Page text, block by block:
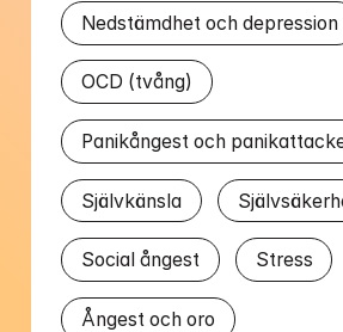
Nedstämdhet och depression
OCD (tvång)
Panikångest och
Självkänsla
Social ångest Stress
Ångest och oro